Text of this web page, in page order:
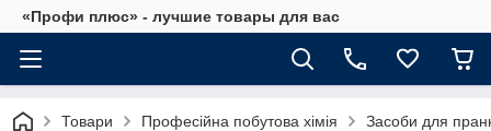
«Профи плюс» - лучшие товары для вас
Товари Професійна побутова хімія Засоби для